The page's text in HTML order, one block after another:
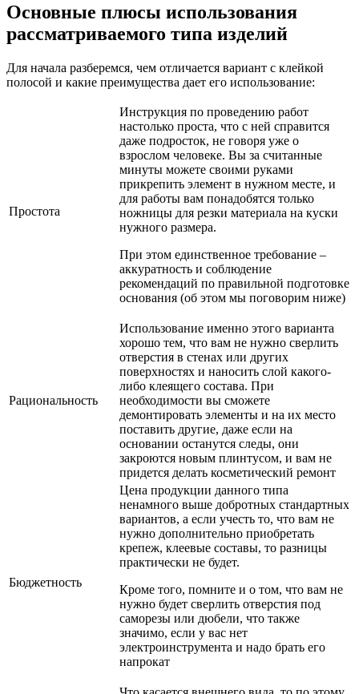
Основные плюсы использования
рассматриваемого типа изделий
Для начала разберемся, чем отличается вариант с клейкой
полосой и какие преимущества дает его использование:
Простота
Инструкция по проведению работ
настолько проста, что с ней справится
даже подросток, не говоря уже о
взрослом человеке. Вы за считанные
минуты можете своими руками
прикрепить элемент в нужном месте, и
для работы вам понадобятся только
ножницы для резки материала на куски
нужного размера.
При этом единственное требование –
аккуратность и соблюдение
рекомендаций по правильной подготовке
основания (об этом мы поговорим ниже)
Рациональность
Использование именно этого варианта
хорошо тем, что вам не нужно сверлить
отверстия в стенах или других
поверхностях и наносить слой какого-
либо клеящего состава. При
необходимости вы сможете
демонтировать элементы и на их место
поставить другие, даже если на
основании останутся следы, они
закроются новым плинтусом, и вам не
придется делать косметический ремонт
Бюджетность
Цена продукции данного типа
ненамного выше добротных стандартных
вариантов, а если учесть то, что вам не
нужно дополнительно приобретать
крепеж, клеевые составы, то разницы
практически не будет.
Кроме того, помните и о том, что вам не
нужно будет сверлить отверстия под
саморезы или дюбели, что также
значимо, если у вас нет
электроинструмента и надо брать его
напрокат